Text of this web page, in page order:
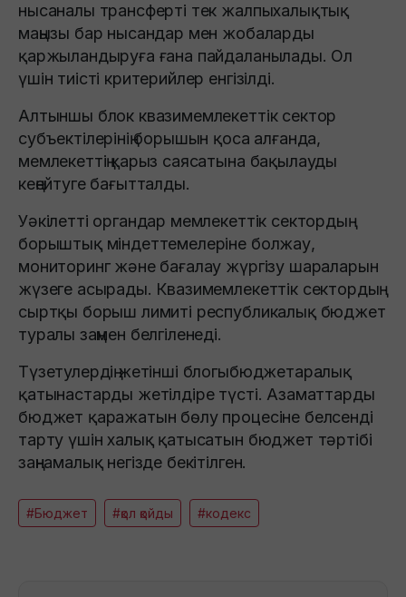
нысаналы трансферті тек жалпыхалықтық
маңызы бар нысандар мен жобаларды
қаржыландыруға ғана пайдаланылады. Ол
үшін тиісті критерийлер енгізілді.
Алтыншы блок квазимемлекеттік сектор
субъектілерінің борышын қоса алғанда,
мемлекеттің қарыз саясатына бақылауды
кеңейтуге бағытталды.
Уәкілетті органдар мемлекеттік сектордың
борыштық міндеттемелеріне болжау,
мониторинг және бағалау жүргізу шараларын
жүзеге асырады. Квазимемлекеттік сектордың
сыртқы борыш лимиті республикалық бюджет
туралы заңмен белгіленеді.
Түзетулердің жетінші блогыбюджетаралық
қатынастарды жетілдіре түсті. Азаматтарды
бюджет қаражатын бөлу процесіне белсенді
тарту үшін халық қатысатын бюджет тәртібі
заңнамалық негізде бекітілген.
#Бюджет #қол қойды #кодекс